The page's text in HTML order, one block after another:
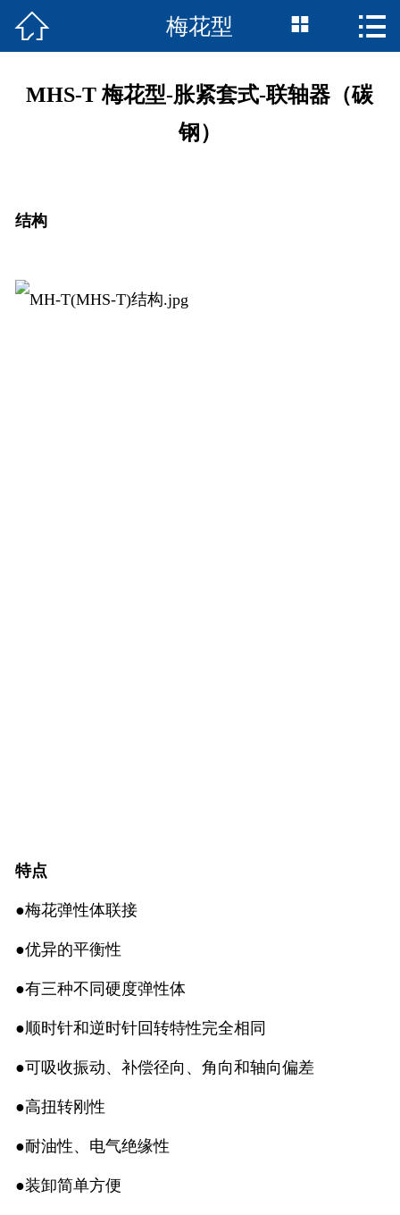
首页
 梅花型  
MHS-T 梅花型-胀紧套式-联轴器（碳
钢）
结构
特点
●梅花弹性体联接
●优异的平衡性
●有三种不同硬度弹性体
●顺时针和逆时针回转特性完全相同
●可吸收振动、补偿径向、角向和轴向偏差
●高扭转刚性
●耐油性、电气绝缘性
●装卸简单方便